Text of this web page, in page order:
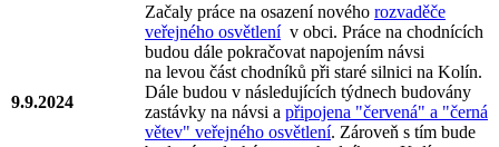
9.9.2024
Začaly práce na osazení nového rozvaděče
veřejného osvětlenív obci. Práce na chodnících
budou dále pokračovat napojením návsi
na levou část chodníků při staré silnici na Kolín.
Dále budou v následujících týdnech budovány
zastávky na návsi a připojena "červená" a "černá
větev" veřejného osvětlení. Zároveň s tím bude